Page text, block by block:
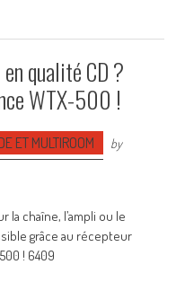
qualité CD ?
WTX-500 !
ET MULTIROOM by
chaîne, l’ampli ou le
grâce au récepteur
! 6409